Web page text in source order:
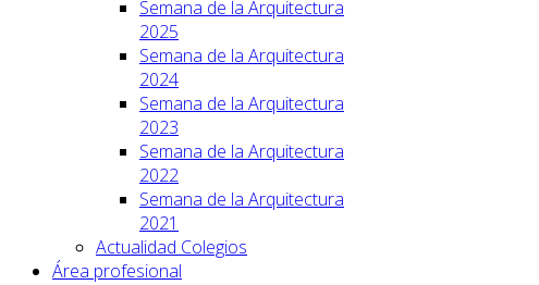
Semana de la Arquitectura
2025
Semana de la Arquitectura
2024
Semana de la Arquitectura
2023
Semana de la Arquitectura
2022
Semana de la Arquitectura
2021
Actualidad Colegios
Área profesional